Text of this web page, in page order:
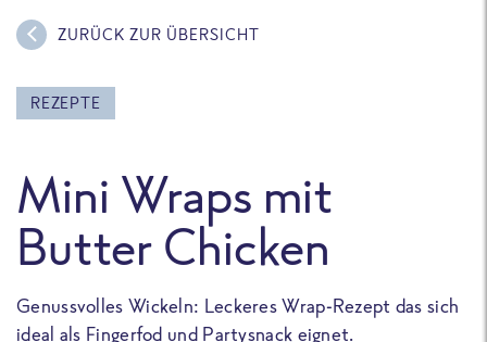
REZEPTE
Mini Wraps mit
Butter Chicken
Genussvolles Wickeln: Leckeres Wrap-Rezept das sich
ideal als Fingerfod und Partysnack eignet.
ZURÜCK ZUR ÜBERSICHT